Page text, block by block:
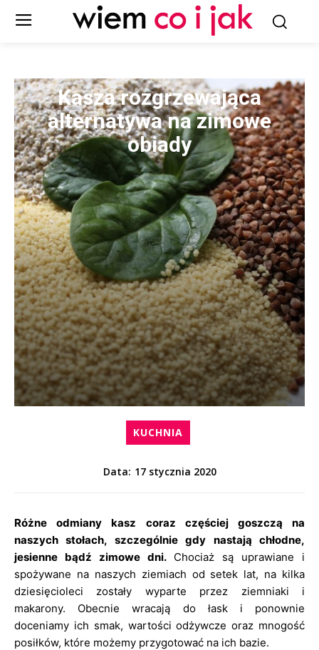
Kasza rozgrzewająca
alternatywa na zimowe
obiady
KUCHNIA
Data: 17 stycznia 2020
Różne odmiany kasz coraz częściej goszczą na
naszych stołach, szczególnie gdy nastają chłodne,
jesienne bądź zimowe dni.Chociaż są uprawiane i
spożywane na naszych ziemiach od setek lat, na kilka
dziesięcioleci zostały wyparte przez ziemniaki i
makarony. Obecnie wracają do łask i ponownie
doceniamy ich smak, wartości odżywcze oraz mnogość
posiłków, które możemy przygotować na ich bazie.